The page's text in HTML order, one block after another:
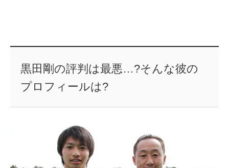
黒田剛の評判は最悪…?そんな彼の
プロフィールは?